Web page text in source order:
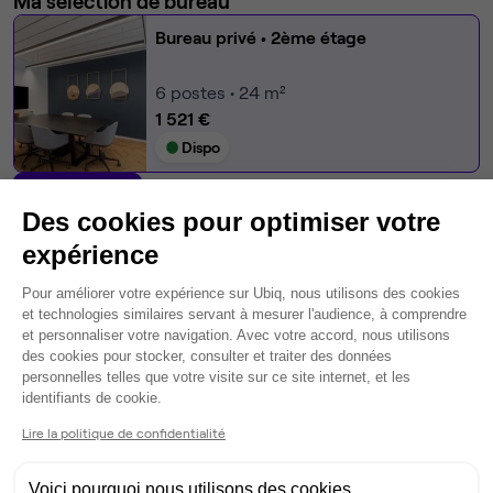
Bureau privé • 2ème étage
6 postes • 24 m²
1 521 €
Dispo
Autres bureaux de cet espace :
Bureau privé
20postes • 80 m²
5 070 €
Dispo
Bureau privé
postes • 60 m²
Des cookies pour optimiser votre
expérience
Plateforme de Gestion du
Pour améliorer votre expérience sur Ubiq, nous utilisons des cookies
et technologies similaires servant à mesurer l'audience, à comprendre
et personnaliser votre navigation. Avec votre accord, nous utilisons
des cookies pour stocker, consulter et traiter des données
personnelles telles que votre visite sur ce site internet, et les
identifiants de cookie.
Lire la politique de confidentialité
Voici pourquoi nous utilisons des cookies.